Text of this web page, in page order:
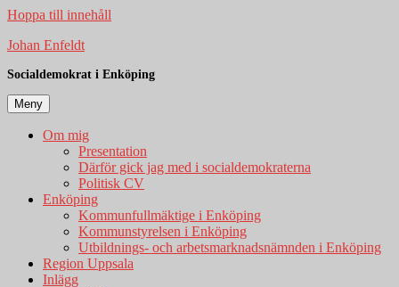
Hoppa till innehåll
Johan Enfeldt
Socialdemokrat i Enköping
Meny
Om mig
Presentation
Därför gick jag med i socialdemokraterna
Politisk CV
Enköping
Kommunfullmäktige i Enköping
Kommunstyrelsen i Enköping
Utbildnings- och arbetsmarknadsnämnden i Enköping
Region Uppsala
Inlägg